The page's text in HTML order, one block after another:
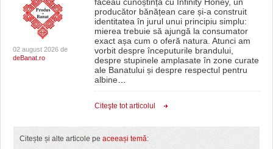
02 august 2026 de
deBanat.ro
producător bănățean care și-a construit
identitatea în jurul unui principiu simplu:
mierea trebuie să ajungă la consumator
exact așa cum o oferă natura. Atunci am
vorbit despre începuturile brandului,
despre stupinele amplasate în zone curate
ale Banatului și despre respectul pentru
albine…
Citeşte tot articolul
Citește și alte articole pe aceeași temă: